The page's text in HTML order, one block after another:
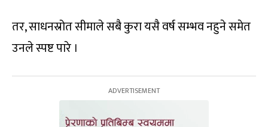
तर, साधनस्रोत सीमाले सबै कुरा यसै वर्ष सम्भव नहुने समेत
उनले स्पष्ट पारे ।